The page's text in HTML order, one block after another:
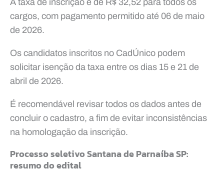
cargos, com pagamento permitido até 06 de maio
de 2026.
Os candidatos inscritos no CadÚnico podem
solicitar isenção da taxa entre os dias 15 e 21 de
abril de 2026.
É recomendável revisar todos os dados antes de
concluir o cadastro, a fim de evitar inconsistências
na homologação da inscrição.
Processo seletivo Santana de Parnaíba SP:
resumo do edital